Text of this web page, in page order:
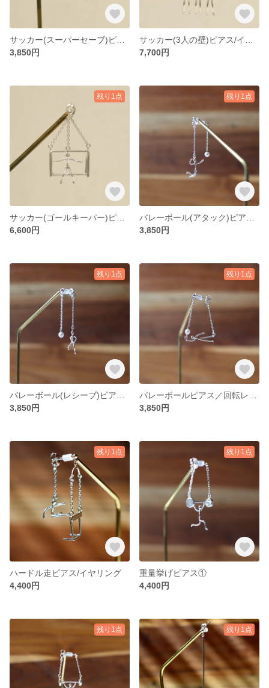
3,850円
7,700円
残り1点
6,600円
残り1点
3,850円
残り1点
3,850円
残り1点
3,850円
残り1点
ハードル走ピアス/イヤリング
4,400円
残り1点
重量挙げピアス①
4,400円
残り1点 残り1点